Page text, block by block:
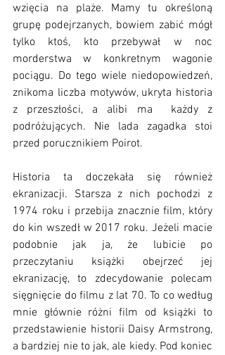
wzięcia na plaże. Mamy tu określoną
grupę podejrzanych, bowiem zabić mógł
tylko ktoś, kto przebywał w noc
morderstwa w konkretnym wagonie
pociągu. Do tego wiele niedopowiedzeń,
znikoma liczba motywów, ukryta historia
z przeszłości, a alibi ma  każdy z
podróżujących. Nie lada zagadka stoi
przed porucznikiem Poirot.
Historia ta doczekała się również
ekranizacji. Starsza z nich pochodzi z
1974 roku i przebija znacznie film, który
do kin wszedł w 2017 roku. Jeżeli macie
podobnie jak ja, że lubicie po
przeczytaniu książki obejrzeć jej
ekranizację, to zdecydowanie polecam
sięgnięcie do filmu z lat 70. To co według
mnie głównie różni film od książki to
przedstawienie historii Daisy Armstrong,
a bardziej nie to jak, ale kiedy. Pod koniec